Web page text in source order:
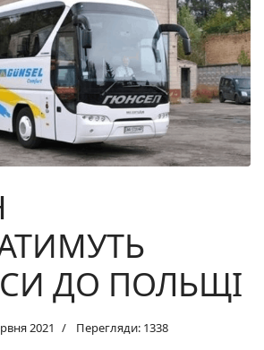
ДО ПОЛЬЩІ
2021 Перегляди: 1338